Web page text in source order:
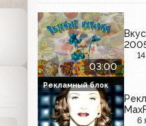
03:00
6
Рекламный блок